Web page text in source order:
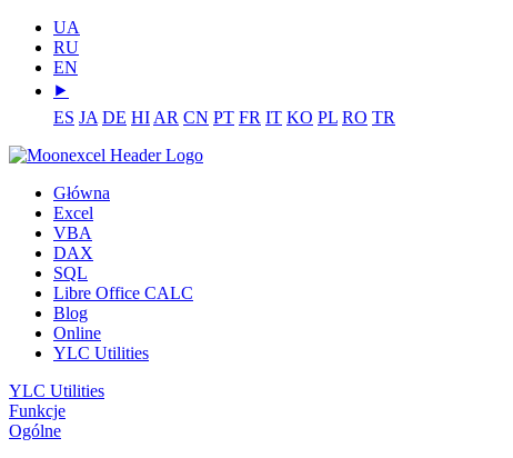
UA
RU
EN
⯈
ES JA DE HI AR CN PT FR IT KO PL RO TR
Główna
Excel
VBA
DAX
SQL
Libre Office CALC
Blog
Online
YLC Utilities
YLC Utilities
Funkcje
Ogólne